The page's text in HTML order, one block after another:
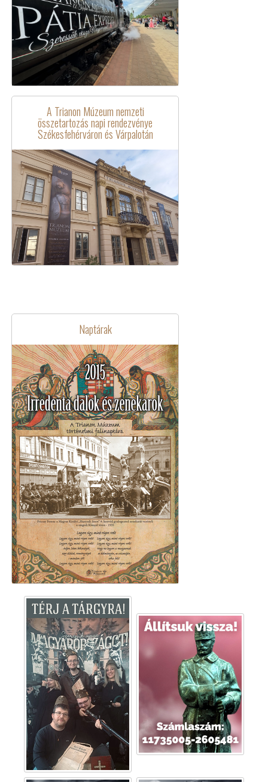
A Trianon Múzeum nemzeti
összetartozás napi rendezvénye
Székesfehérváron és Várpalotán
Naptárak